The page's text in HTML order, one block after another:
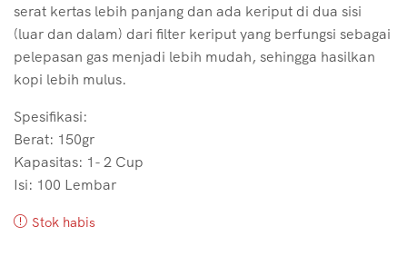
serat kertas lebih panjang dan ada keriput di dua sisi
(luar dan dalam) dari filter keriput yang berfungsi sebagai
pelepasan gas menjadi lebih mudah, sehingga hasilkan
kopi lebih mulus.
Spesifikasi:
Berat: 150gr
Kapasitas: 1- 2 Cup
Isi: 100 Lembar
Stok habis